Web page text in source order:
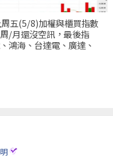
五(5/8)加權與櫃買指數
/月還沒空訊，最後指
鴻海、台達電、廣達、